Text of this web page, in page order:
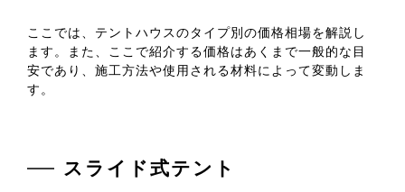
ここでは、テントハウスのタイプ別の価格相場を解説し
ます。また、ここで紹介する価格はあくまで一般的な目
安であり、施工方法や使用される材料によって変動しま
す。
スライド式テント